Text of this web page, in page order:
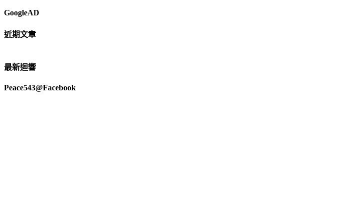
GoogleAD
近期文章
最新迴響
Peace543@Facebook